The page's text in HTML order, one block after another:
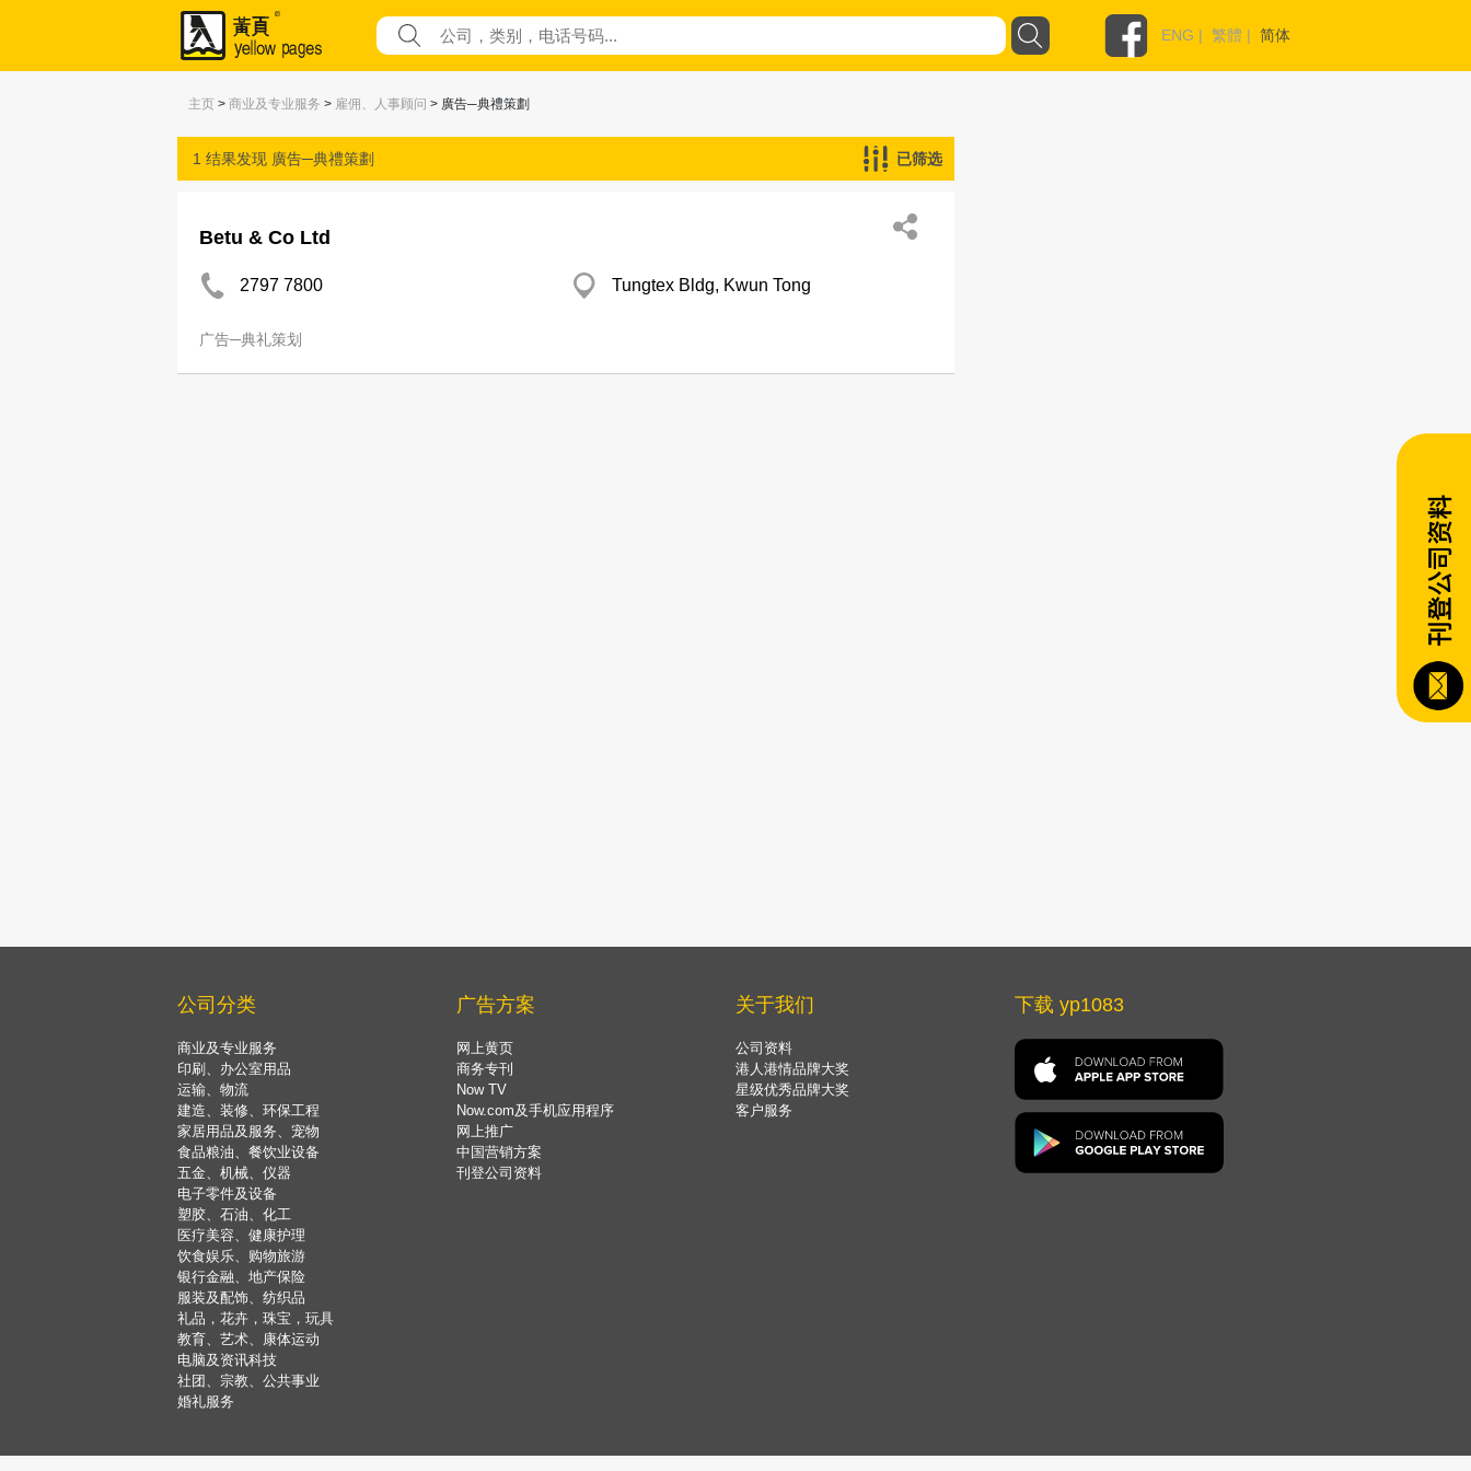
ENG | 繁體 | 简体
主页 > 商业及专业服务 > 雇佣、人事顾问 > 廣告─典禮策劃
1 结果发现 廣告─典禮策劃 已筛选
Betu & Co Ltd
2797 7800 Tungtex Bldg, Kwun Tong
广告─典礼策划
公司分类
商业及专业服务
印刷、办公室用品
运输、物流
建造、装修、环保工程
家居用品及服务、宠物
食品粮油、餐饮业设备
五金、机械、仪器
电子零件及设备
塑胶、石油、化工
医疗美容、健康护理
饮食娱乐、购物旅游
银行金融、地产保险
服装及配饰、纺织品
礼品，花卉，珠宝，玩具
教育、艺术、康体运动
电脑及资讯科技
社团、宗教、公共事业
婚礼服务
广告方案
网上黄页
商务专刊
Now TV
Now.com及手机应用程序
网上推广
中国营销方案
刊登公司资料
关于我们
公司资料
港人港情品牌大奖
星级优秀品牌大奖
客户服务
下载 yp1083